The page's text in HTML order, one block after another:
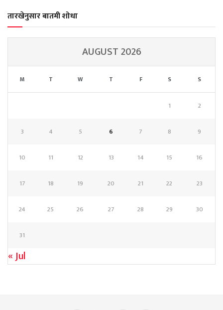
तारखेनुसार बातमी शोधा
AUGUST 2026
M T W T F S S
1 2
3 4 5 6 7 8 9
10 11 12 13 14 15 16
17 18 19 20 21 22 23
24 25 26 27 28 29 30
31
« Jul